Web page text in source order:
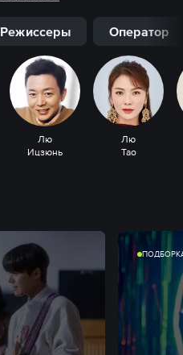
Режиссеры Оператор
Лю
Ицзюнь
Лю
Тао